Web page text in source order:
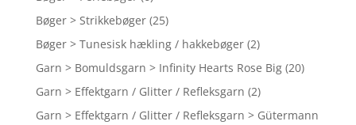
Bøger > Strikkebøger (25)
Bøger > Tunesisk hækling / hakkebøger (2)
Garn > Bomuldsgarn > Infinity Hearts Rose Big (20)
Garn > Effektgarn / Glitter / Refleksgarn (2)
Garn > Effektgarn / Glitter / Refleksgarn > Gütermann